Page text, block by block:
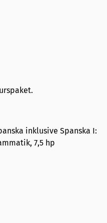
inklusive Spanska I:
7,5 hp